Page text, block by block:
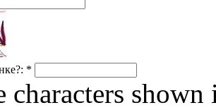
*
characters shown